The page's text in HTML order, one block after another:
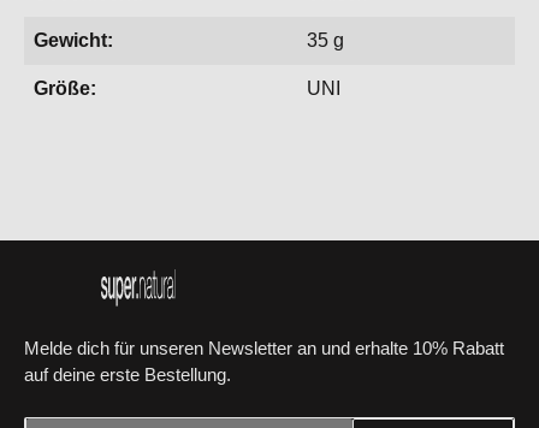
Gewicht: 35 g
Größe: UNI
Melde dich für unseren Newsletter an und erhalte 10% Rabatt
auf deine erste Bestellung.